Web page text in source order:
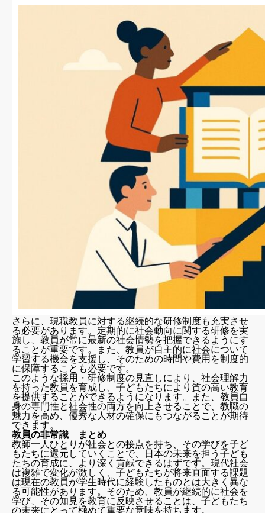
さらに、現職教員に対する継続的な研修制度も充実させ
る必要があります。定期的に社会動向に関する研修を実
施し、教員が常に最新の社会情勢を把握できるようにす
ることが重要です。また、教員が自主的に社会について
学習する機会を支援し、そのための時間や費用を制度的
に保障することも必要です。
このような採用・研修制度の見直しにより、社会理解力
を持った教員を育成し、子どもたちにより質の高い教育
を提供することができるようになります。また、教員自
身の専門性と社会性の両方を向上させることで、教職の
魅力を高め、優秀な人材の確保にもつながることが期待
できます。
教員の非常識 まとめ
教師一人ひとりが社会との接点を持ち、その学びを子ど
もたちに還元していくことで、日本の未来を担う子ども
たちの育成に、より深く貢献できるはずです。現代社会
は複雑で変化が激しく、子どもたちが将来直面する課題
は現在の教員が学生時代に経験したものとは大きく異な
る可能性があります。そのため、教員が継続的に社会を
学び、その知見を教育に反映させることは、子どもたち
の未来にとって極めて重要な意味を持ちます。